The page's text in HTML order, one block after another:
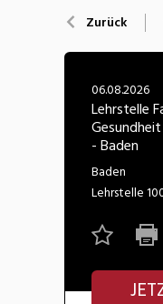
Nahrung
Zurück
06.08.2026
Lehrstelle
- Baden
Baden
Lehrstelle